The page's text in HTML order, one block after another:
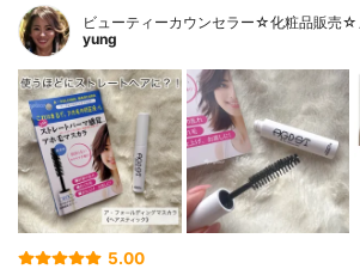
ビューティーカウンセラー☆化粧品販売
yung
5.00